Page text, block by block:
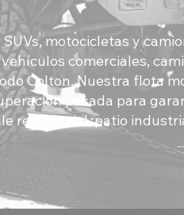
motocicletas y
comerciales,
Colton. Nuestra flota
pesada para
residencial, patio